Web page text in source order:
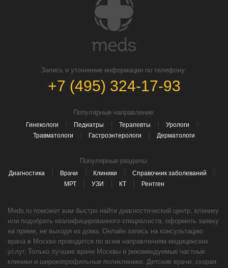
Запись и уточнение информации по телефону:
+7 (495) 324-17-93
Популярные направление:
Гинекологи Педиатры Терапевты
Урологи
Травматологи
Гастроэнтерологи Дерматологи
Популярные разделы:
Диагностика Врачи Клиники
Справочник заболеваний
МРТ
УЗИ КТ Рентген
Meds.ru поможет вам быстро найти диагностический центр, клинику
или подобрать квалифицированного специалиста, оформить заявку
на прием, не выходя из дома. Онлайн запись на консультацию
врача в Москве проводится по всем направлениям медицинских
услуг. Только лучшие врачи Москвы и рекомендуемые частные
клиники и широкопрофильные поликлиники. Детские врачи, скорая